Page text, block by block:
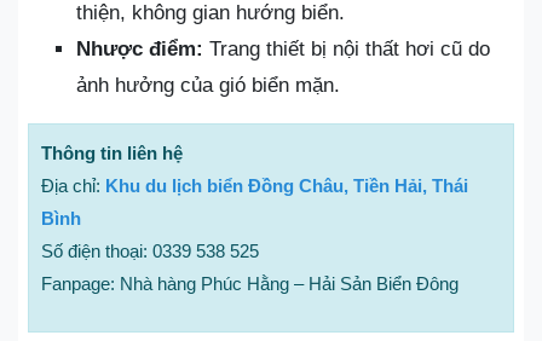
thiện, không gian hướng biển.
Nhược điểm: Trang thiết bị nội thất hơi cũ do
ảnh hưởng của gió biển mặn.
Thông tin liên hệ
Địa chỉ: Khu du lịch biển Đồng Châu, Tiền Hải, Thái
Bình
Số điện thoại: 0339 538 525
Fanpage: Nhà hàng Phúc Hằng – Hải Sản Biển Đông